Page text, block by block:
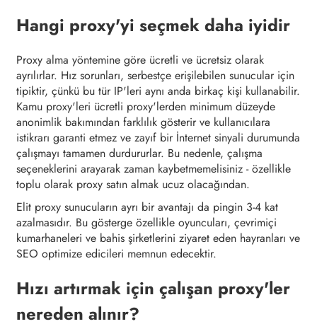
Hangi proxy'yi seçmek daha iyidir
Proxy alma yöntemine göre ücretli ve ücretsiz olarak
ayrılırlar. Hız sorunları, serbestçe erişilebilen sunucular için
tipiktir, çünkü bu tür IP'leri aynı anda birkaç kişi kullanabilir.
Kamu proxy'leri ücretli proxy'lerden minimum düzeyde
anonimlik bakımından farklılık gösterir ve kullanıcılara
istikrarı garanti etmez ve zayıf bir İnternet sinyali durumunda
çalışmayı tamamen durdururlar. Bu nedenle, çalışma
seçeneklerini arayarak zaman kaybetmemelisiniz - özellikle
toplu olarak proxy satın almak ucuz olacağından.
Elit proxy sunucuların ayrı bir avantajı da pingin 3-4 kat
azalmasıdır. Bu gösterge özellikle oyuncuları, çevrimiçi
kumarhaneleri ve bahis şirketlerini ziyaret eden hayranları ve
SEO optimize edicileri memnun edecektir.
Hızı artırmak için çalışan proxy'ler
nereden alınır?